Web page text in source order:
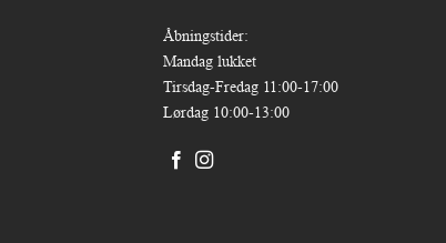
Åbningstider:
Mandag lukket
Tirsdag-Fredag 11:00-17:00
Lørdag 10:00-13:00